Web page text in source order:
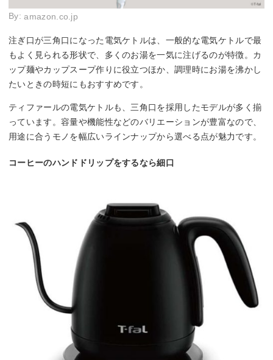
By:amazon.co.jp
注ぎ口が三角口になった電気ケトルは、一般的な電気ケトルで最
もよく見られる形状で、多くのお湯を一気に注げるのが特徴。カ
ップ麺やカップスープ作りに役立つほか、調理時にお湯を沸かし
たいときの時短にもおすすめです。
ティファールの電気ケトルも、三角口を採用したモデルが多く揃
っています。容量や機能性などのバリエーションが豊富なので、
用途に合うモノを幅広いラインナップから選べる点が魅力です。
コーヒーのハンドドリップをするなら細口